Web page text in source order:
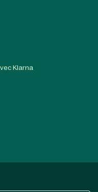
Klarna